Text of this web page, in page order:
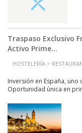
Traspaso Exclusivo
Activo Prime...
HOSTELERÍA >
Inversión en España,
Oportunidad única en